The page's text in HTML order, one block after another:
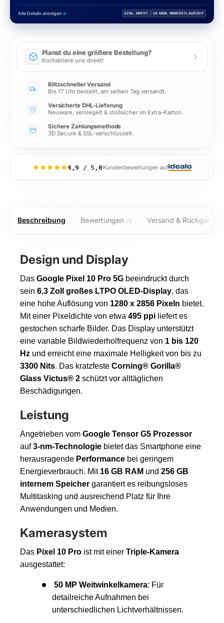
Alle Details anzeigen ZZGL. MWST. 24 MON. MINDESTLAUFZEIT
Planst du eine größere Bestellung?
Kontaktiere uns direkt!
Blitzschneller Versand
Bis 17 Uhr bestellt, am selben Tag versandt.
Versicherte DHL-Lieferung
Neuware, versiegelt & stoßsicher im Extra-Karton.
Sichere Zahlungsmethode
3D Secure & SSL-verschlüsselt.
4,9 / 5,0 Kundenbewertungen auf
Beschreibung Bewertungen (1) Versand & Rückgabe
Design und Display
Das Google Pixel 10 Pro 5G beeindruckt durch
sein 6,3 Zoll großes LTPO OLED-Display, das
eine hohe Auflösung von 1280 x 2856 Pixeln bietet.
Mit einer Pixeldichte von etwa 495 ppi liefert es
gestochen scharfe Bilder. Das Display unterstützt
eine variable Bildwiederholfrequenz von 1 bis 120
Hz und erreicht eine maximale Helligkeit von bis zu
3300 Nits. Das kratzfeste Corning® Gorilla®
Glass Victus® 2 schützt vor alltäglichen
Beschädigungen.
Leistung
Angetrieben vom Google Tensor G5 Prozessor
auf3-nm-Technologie bietet das Smartphone eine
herausragende Performance bei geringem
Energieverbrauch. Mit 16 GB RAM und 256 GB
internem Speicher garantiert es reibungsloses
Multitasking und ausreichend Platz für Ihre
Anwendungen und Medien.
Kamerasystem
Das Pixel 10 Pro ist mit einer Triple-Kamera
ausgestattet:
50 MP Weitwinkelkamera: Für
detailreiche Aufnahmen bei
unterschiedlichen Lichtverhältnissen.